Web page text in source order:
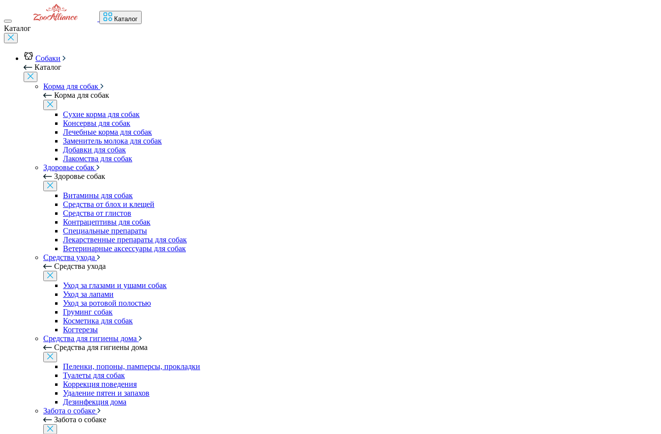
Каталог
Каталог
Собаки
Каталог
Корма для собак
Корма для собак
Сухие корма для собак
Консервы для собак
Лечебные корма для собак
Заменитель молока для собак
Добавки для собак
Лакомства для собак
Здоровье собак
Здоровье собак
Витамины для собак
Средства от блох и клещей
Средства от глистов
Контрацептивы для собак
Специальные препараты
Лекарственные препараты для собак
Ветеринарные аксессуары для собак
Средства ухода
Средства ухода
Уход за глазами и ушами собак
Уход за лапами
Уход за ротовой полостью
Груминг собак
Косметика для собак
Когтерезы
Средства для гигиены дома
Средства для гигиены дома
Пеленки, попоны, памперсы, прокладки
Туалеты для собак
Коррекция поведения
Удаление пятен и запахов
Дезинфекция дома
Забота о собаке
Забота о собаке